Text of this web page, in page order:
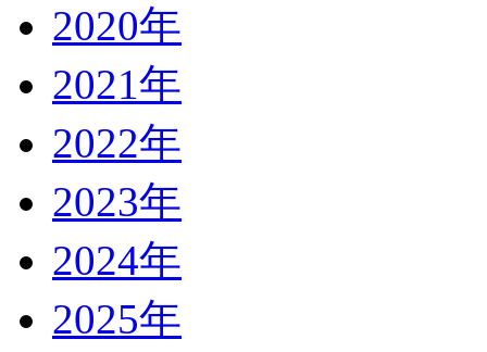
2020年
2021年
2022年
2023年
2024年
2025年